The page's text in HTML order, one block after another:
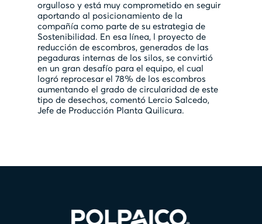
orgulloso y está muy comprometido en seguir
aportando al posicionamiento de la
compañía como parte de su estrategia de
Sostenibilidad. En esa línea, l proyecto de
reducción de escombros, generados de las
pegaduras internas de los silos, se convirtió
en un gran desafío para el equipo, el cual
logró reprocesar el 78% de los escombros
aumentando el grado de circularidad de este
tipo de desechos, comentó Lercio Salcedo,
Jefe de Producción Planta Quilicura.